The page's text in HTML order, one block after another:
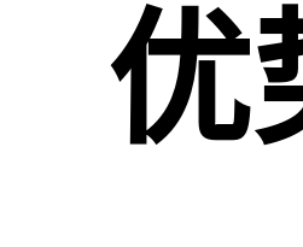
优